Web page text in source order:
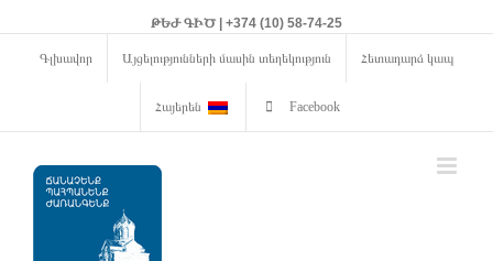
ԹԵԺ ԳԻԾ | +374 (10) 58-74-25
Գլխավոր Այցելությունների մասին տեղեկություն Հետադարձ կապ
Հայերեն Facebook